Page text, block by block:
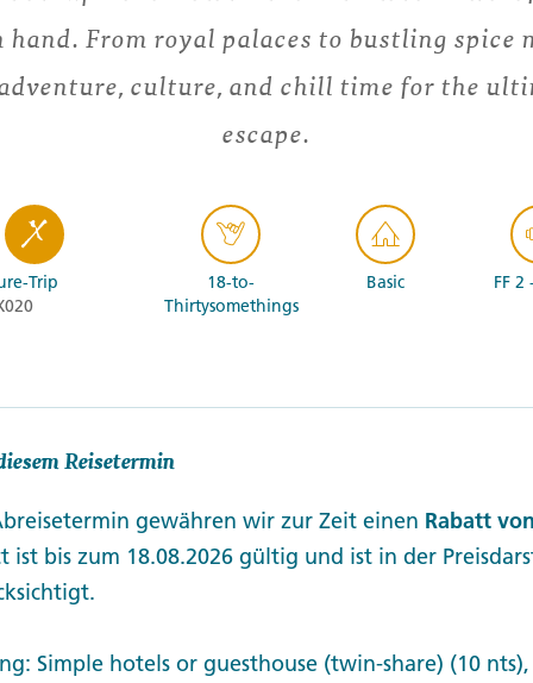
From royal palaces to bustling spice
culture, and chill time for the
escape.
Trip
18-to-
Thirtysomethings
Basic FF 2
Reisetermin
gewähren wir zur Zeit einen Rabatt
ist bis zum 18.08.2026 gültig und ist in der
Simple hotels or guesthouse (twin-share) (10